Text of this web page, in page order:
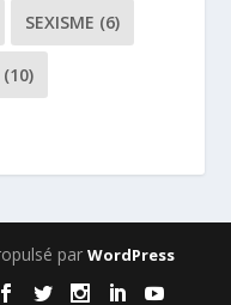
SEXISME (6)
(10)
par WordPress